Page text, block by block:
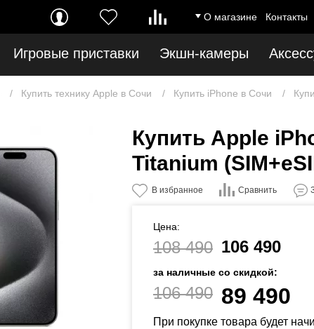
О магазине Контакты
Игровые приставки Экшн-камеры
Купить технику Apple в Сочи Купить iPhone в Сочи
Купить Apple
Titanium
В избранное Сравнить
Цена:
108 490 106 490
за наличные со скидкой:
106 490 89 490
При покупке товара будет